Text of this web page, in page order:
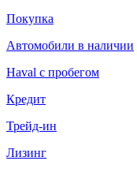
Покупка
Автомобили в наличии
Haval с пробегом
Кредит
Трейд-ин
Лизинг